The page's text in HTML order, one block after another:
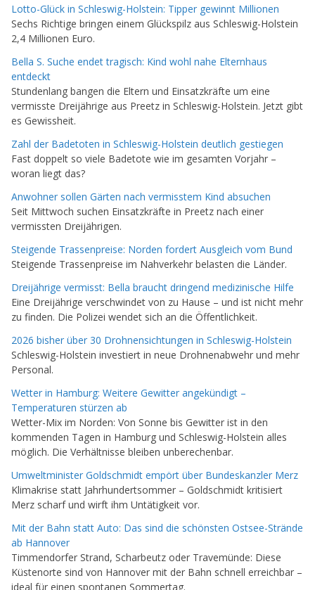
Lotto-Glück in Schleswig-Holstein: Tipper gewinnt Millionen
Sechs Richtige bringen einem Glückspilz aus Schleswig-Holstein
2,4 Millionen Euro.
Bella S. Suche endet tragisch: Kind wohl nahe Elternhaus
entdeckt
Stundenlang bangen die Eltern und Einsatzkräfte um eine
vermisste Dreijährige aus Preetz in Schleswig-Holstein. Jetzt gibt
es Gewissheit.
Zahl der Badetoten in Schleswig-Holstein deutlich gestiegen
Fast doppelt so viele Badetote wie im gesamten Vorjahr –
woran liegt das?
Anwohner sollen Gärten nach vermisstem Kind absuchen
Seit Mittwoch suchen Einsatzkräfte in Preetz nach einer
vermissten Dreijährigen.
Steigende Trassenpreise: Norden fordert Ausgleich vom Bund
Steigende Trassenpreise im Nahverkehr belasten die Länder.
Dreijährige vermisst: Bella braucht dringend medizinische Hilfe
Eine Dreijährige verschwindet von zu Hause – und ist nicht mehr
zu finden. Die Polizei wendet sich an die Öffentlichkeit.
2026 bisher über 30 Drohnensichtungen in Schleswig-Holstein
Schleswig-Holstein investiert in neue Drohnenabwehr und mehr
Personal.
Wetter in Hamburg: Weitere Gewitter angekündigt –
Temperaturen stürzen ab
Wetter-Mix im Norden: Von Sonne bis Gewitter ist in den
kommenden Tagen in Hamburg und Schleswig-Holstein alles
möglich. Die Verhältnisse bleiben unberechenbar.
Umweltminister Goldschmidt empört über Bundeskanzler Merz
Klimakrise statt Jahrhundertsommer – Goldschmidt kritisiert
Merz scharf und wirft ihm Untätigkeit vor.
Mit der Bahn statt Auto: Das sind die schönsten Ostsee-Strände
ab Hannover
Timmendorfer Strand, Scharbeutz oder Travemünde: Diese
Küstenorte sind von Hannover mit der Bahn schnell erreichbar –
ideal für einen spontanen Sommertag.